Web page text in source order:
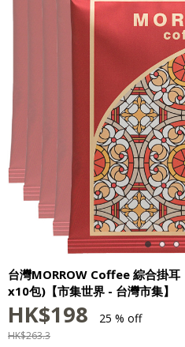
台灣MORROW Coffee 綜合掛
x10包)【市集世界 - 台灣市集】
HK$198 25 % off
HK$263.3